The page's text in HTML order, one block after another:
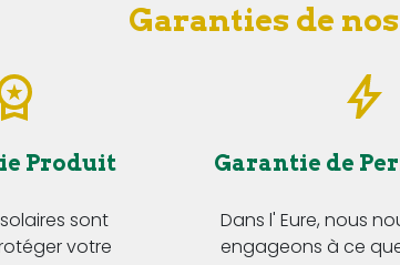
Garanties de
Produit
sont
votre
Garantie de
Dans l' Eure, nous
engageons à ce